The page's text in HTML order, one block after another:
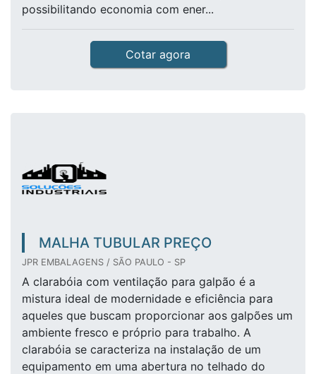
possibilitando economia com ener...
Cotar agora
MALHA TUBULAR PREÇO
JPR EMBALAGENS / SÃO PAULO - SP
A clarabóia com ventilação para galpão é a
mistura ideal de modernidade e eficiência para
aqueles que buscam proporcionar aos galpões um
ambiente fresco e próprio para trabalho. A
clarabóia se caracteriza na instalação de um
equipamento em uma abertura no telhado do